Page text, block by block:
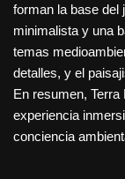
forman la base del
minimalista y una
temas
detalles, y el
En resumen,
experiencia
conciencia